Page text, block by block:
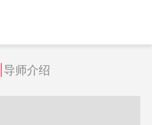
导师介绍